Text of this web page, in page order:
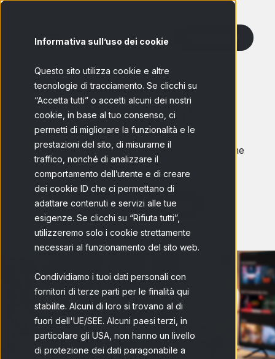
Informativa sull’uso dei cookie
Questo sito utilizza cookie e altre
tecnologie di tracciamento. Se clicchi su
“Accetta tutti” o accetti alcuni dei nostri
cookie, in base al tuo consenso, ci
permetti di migliorare la funzionalità e le
prestazioni del sito, di misurarne il
traffico, nonché di analizzare il
comportamento dell’utente e di creare
dei cookie ID che ci permettano di
adattare contenuti e servizi alle tue
esigenze. Se clicchi su “Rifiuta tutti”,
utilizzeremo solo i cookie strettamente
necessari al funzionamento del sito web.
Condividiamo i tuoi dati personali con
fornitori di terze parti per le finalità qui
stabilite. Alcuni di loro si trovano al di
fuori dell'UE/SEE. Alcuni paesi terzi, in
particolare gli USA, non hanno un livello
di protezione dei dati paragonabile a
Ad Reach &
Frequency
Ottimizza la pianificazione delle tue campagne
Richiedere una demo